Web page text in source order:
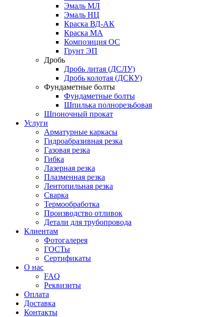
Эмаль МЛ
Эмаль НЦ
Краска ВД-АК
Краска МА
Композиция ОС
Грунт ЭП
Дробь
Дробь литая (ДСЛУ)
Дробь колотая (ДСКУ)
Фундаметные болты
Фундаметные болты
Шпилька полнорезьбовая
Шпоночный прокат
Услуги
Арматурные каркасы
Гидроабразивная резка
Газовая резка
Гибка
Лазерная резка
Плазменная резка
Лентопильная резка
Сварка
Термообработка
Производство отливок
Детали для трубопровода
Клиентам
Фотогалерея
ГОСТы
Сертификаты
О нас
FAQ
Реквизиты
Оплата
Доставка
Контакты